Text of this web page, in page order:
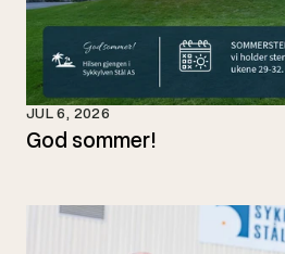
JUL 6, 2026
God sommer!